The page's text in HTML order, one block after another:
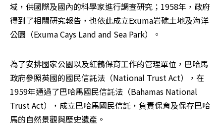
域，供國際及國內的科學家進行調查研究；1958年，政府
得到了相關研究報告，也依此成立Exuma岩礁土地及海洋
公園（Exuma Cays Land and Sea Park）。
為了安排國家公園以及紅鶴保育工作的管理單位，巴哈馬
政府參照英國的國民信託法（National Trust Act），在
1959年通過了巴哈馬國民信託法（Bahamas National
Trust Act），成立巴哈馬國民信託，負責保育及保存巴哈
馬的自然景觀與歷史遺產。